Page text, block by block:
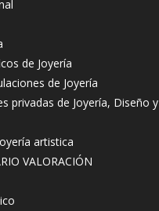
de Joyería
de Joyería
privadas de Joyería, Diseño y
artistica
VALORACIÓN